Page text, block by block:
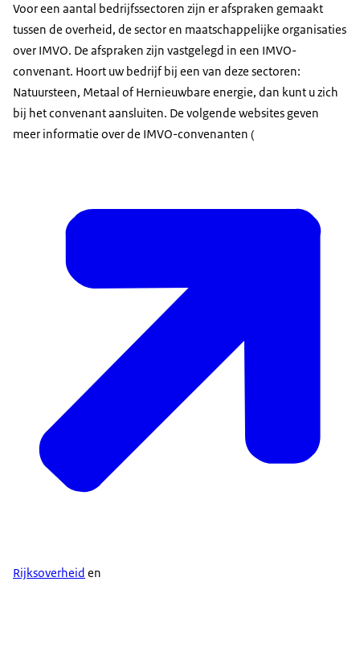
Voor een aantal bedrijfssectoren zijn er afspraken gemaakt
tussen de overheid, de sector en maatschappelijke organisaties
over IMVO. De afspraken zijn vastgelegd in een IMVO-
convenant. Hoort uw bedrijf bij een van deze sectoren:
Natuursteen, Metaal of Hernieuwbare energie, dan kunt u zich
bij het convenant aansluiten. De volgende websites geven
meer informatie over de IMVO-convenanten (
Rijksoverheid en